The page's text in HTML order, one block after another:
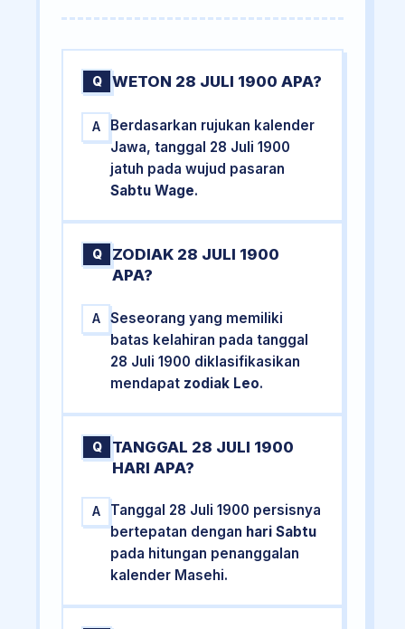
Q WETON 28 JULI 1900 APA?
A
Berdasarkan rujukan kalender
Jawa, tanggal 28 Juli 1900
jatuh pada wujud pasaran
Sabtu Wage.
Q
ZODIAK 28 JULI 1900
APA?
A
Seseorang yang memiliki
batas kelahiran pada tanggal
28 Juli 1900 diklasifikasikan
mendapat zodiak Leo.
Q
TANGGAL 28 JULI 1900
HARI APA?
A
Tanggal 28 Juli 1900 persisnya
bertepatan dengan hari Sabtu
pada hitungan penanggalan
kalender Masehi.